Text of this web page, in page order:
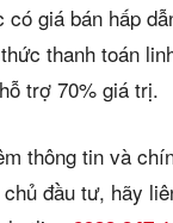
có giá bán hấp
thanh toán
trợ 70% giá trị.
thông tin và
đầu tư, hãy